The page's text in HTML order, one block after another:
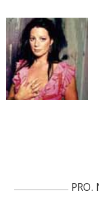
PRO.